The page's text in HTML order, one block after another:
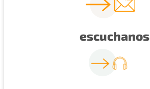
escuchanos